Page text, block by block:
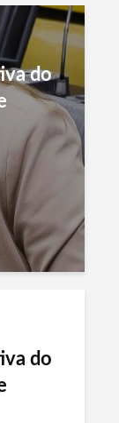
do
do